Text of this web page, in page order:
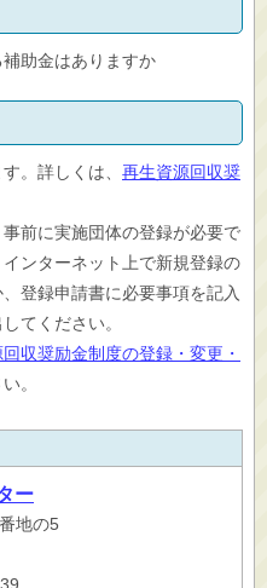
助金はありますか
。詳しくは、 再生資源回収奨
前に実施団体の登録が必要で
ンターネット上で新規登録の
登録申請書に必要事項を記入
てください。
収奨励金制度の登録・変更・
。
ー
地の5